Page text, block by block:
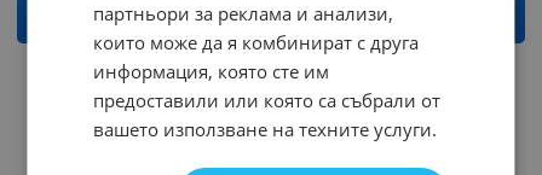
КУПИ КУПИ
партньори за реклама и анализи,
които може да я комбинират с друга
информация, която сте им
предоставили или която са събрали от
вашето използване на техните услуги.